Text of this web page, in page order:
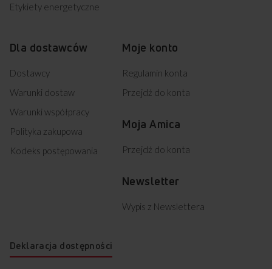
Etykiety energetyczne
Dla dostawców
Dostawcy
Warunki dostaw
Warunki współpracy
Polityka zakupowa
Kodeks postępowania
Moje konto
Regulamin konta
Przejdź do konta
Moja Amica
Przejdź do konta
Newsletter
Wypis z Newslettera
Deklaracja dostępności